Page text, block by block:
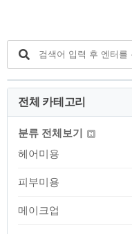
전체 카테고리
분류 전체보기
헤어미용
피부미용
메이크업